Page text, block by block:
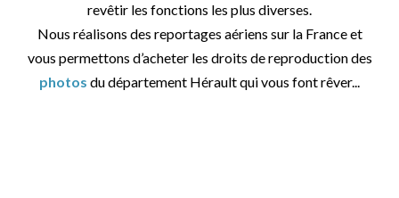
revêtir les fonctions les plus diverses.
Nous réalisons des reportages aériens sur la France et
vous permettons d’acheter les droits de reproduction des
photos du département Hérault qui vous font rêver...